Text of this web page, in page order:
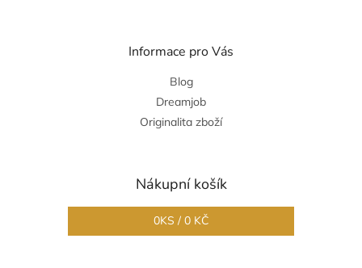
Informace pro Vás
Blog
Dreamjob
Originalita zboží
Nákupní košík
0KS / 0 KČ